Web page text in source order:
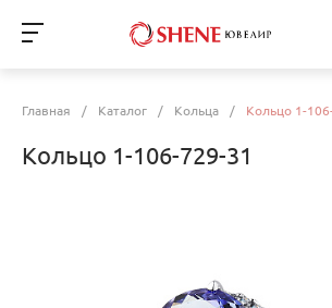
Главная / Каталог / Кольца / Кольцо 1-
Кольцо 1-106-729-31